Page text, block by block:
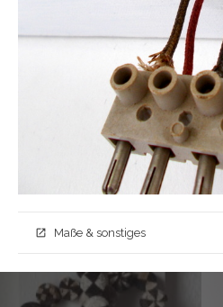
open_in_new Maße & sonstiges